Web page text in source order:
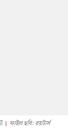
ফাইল ছবি: রয়টার্স